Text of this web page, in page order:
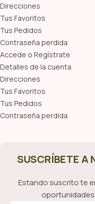
Direcciones
Tus Favoritos
Tus Pedidos
Contraseña perdida
Accede o Regístrate
Detalles de la cuenta
Direcciones
Tus Favoritos
Tus Pedidos
Contraseña perdida
SUSCRÍBETE A
Estando suscrito te